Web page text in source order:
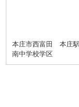
本庄市西富田 本
南中学校学区